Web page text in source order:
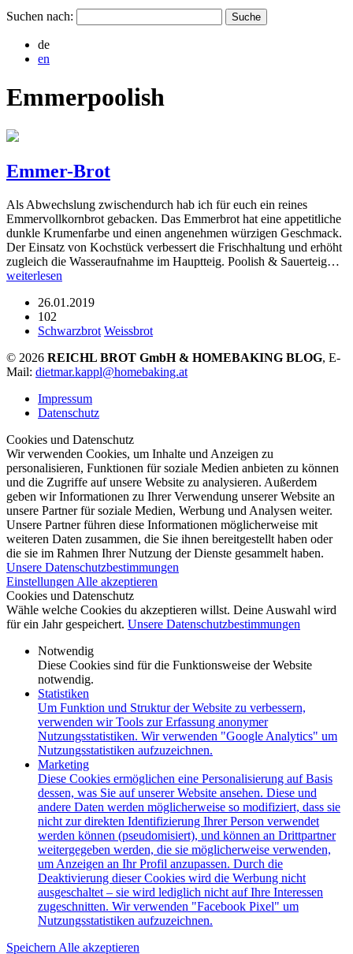
Suchen nach:
de
en
Emmerpoolish
Emmer-Brot
Als Abwechslung zwischendurch hab ich für euch ein reines
Emmervollkornbrot gebacken. Das Emmerbrot hat eine appetitliche
dunkle Krumenfarbe und einen angenehmen würzigen Geschmack.
Der Einsatz von Kochstück verbessert die Frischhaltung und erhöht
zugleich die Wasseraufnahme im Hauptteig. Poolish & Sauerteig…
weiterlesen
26.01.2019
102
Schwarzbrot Weissbrot
© 2026 REICHL BROT GmbH & HOMEBAKING BLOG, E-
Mail: dietmar.kappl@homebaking.at
Impressum
Datenschutz
Cookies und Datenschutz
Wir verwenden Cookies, um Inhalte und Anzeigen zu
personalisieren, Funktionen für soziale Medien anbieten zu können
und die Zugriffe auf unsere Website zu analysieren. Außerdem
geben wir Informationen zu Ihrer Verwendung unserer Website an
unsere Partner für soziale Medien, Werbung und Analysen weiter.
Unsere Partner führen diese Informationen möglicherweise mit
weiteren Daten zusammen, die Sie ihnen bereitgestellt haben oder
die sie im Rahmen Ihrer Nutzung der Dienste gesammelt haben.
Unsere Datenschutzbestimmungen
Einstellungen Alle akzeptieren
Cookies und Datenschutz
Wähle welche Cookies du akzeptieren willst. Deine Auswahl wird
für ein Jahr gespeichert. Unsere Datenschutzbestimmungen
Notwendig
Diese Cookies sind für die Funktionsweise der Website
notwendig.
Statistiken
Um Funktion und Struktur der Website zu verbessern,
verwenden wir Tools zur Erfassung anonymer
Nutzungsstatistiken. Wir verwenden "Google Analytics" um
Nutzungsstatistiken aufzuzeichnen.
Marketing
Diese Cookies ermöglichen eine Personalisierung auf Basis
dessen, was Sie auf unserer Website ansehen. Diese und
andere Daten werden möglicherweise so modifiziert, dass sie
nicht zur direkten Identifizierung Ihrer Person verwendet
werden können (pseudomisiert), und können an Drittpartner
weitergegeben werden, die sie möglicherweise verwenden,
um Anzeigen an Ihr Profil anzupassen. Durch die
Deaktivierung dieser Cookies wird die Werbung nicht
ausgeschaltet – sie wird lediglich nicht auf Ihre Interessen
zugeschnitten. Wir verwenden "Facebook Pixel" um
Nutzungsstatistiken aufzuzeichnen.
Speichern Alle akzeptieren